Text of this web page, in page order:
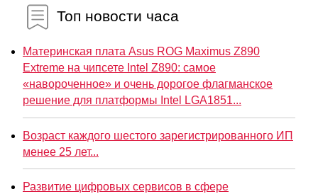
Топ новости часа
Материнская плата Asus ROG Maximus Z890
Extreme на чипсете Intel Z890: самое
«навороченное» и очень дорогое флагманское
решение для платформы Intel LGA1851...
Возраст каждого шестого зарегистрированного ИП
менее 25 лет...
Развитие цифровых сервисов в сфере